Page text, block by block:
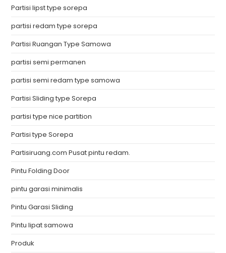
Partisi lipst type sorepa
partisi redam type sorepa
Partisi Ruangan Type Samowa
partisi semi permanen
partisi semi redam type samowa
Partisi Sliding type Sorepa
partisi type nice partition
Partisi type Sorepa
Partisiruang.com Pusat pintu redam.
Pintu Folding Door
pintu garasi minimalis
Pintu Garasi Sliding
Pintu lipat samowa
Produk